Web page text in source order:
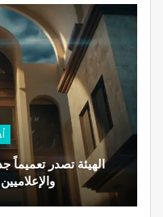
الهيئة تصدر تعميماً